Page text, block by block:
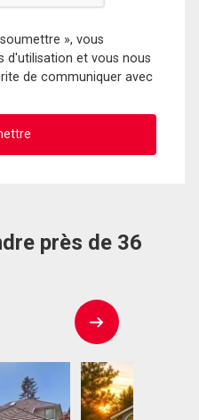
», vous
d'utilisation et vous nous
de communiquer avec
près de 36